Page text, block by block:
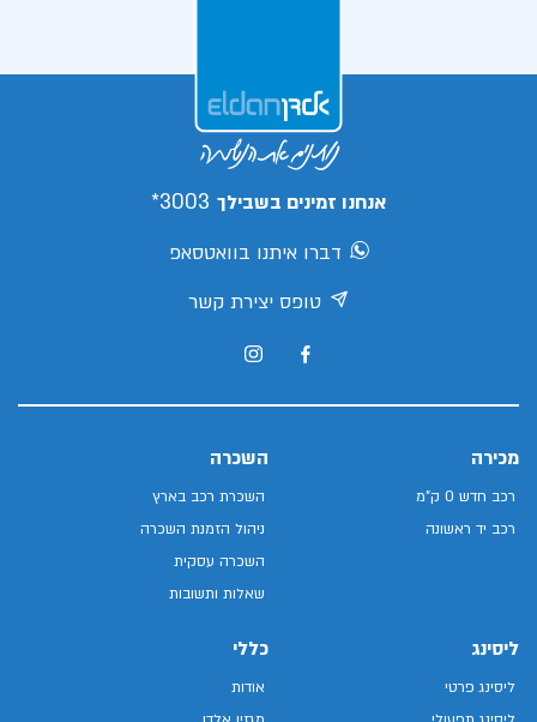
אנחנו זמינים בשבילך 3003*
דברו איתנו בוואטסאפ
טופס יצירת קשר
מכירה
רכב חדש 0 ק"מ
רכב יד ראשונה
השכרה
השכרת רכב בארץ
ניהול הזמנת השכרה
השכרה עסקית
שאלות ותשובות
ליסינג
ליסינג פרטי
כללי
אודות